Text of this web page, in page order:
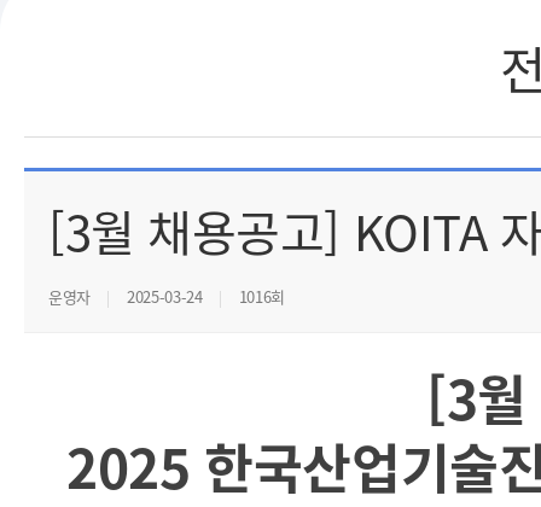
[3월 채용공고] KOITA
운영자 2025-03-24 1016회
[3
2025 한국산업기술